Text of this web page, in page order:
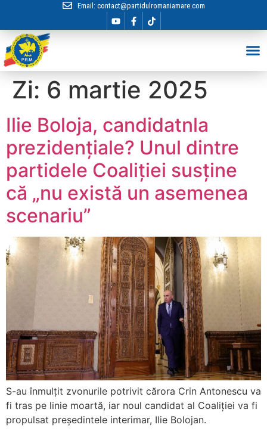
Email: contact@partidulromaniamare.com
Zi: 6 martie 2025
Ilie Boloja, candidatnla
prezidențiale? Unul dintre
partidele Coaliției susține
că „nu există un asemenea
scenariu”
S-au înmulțit zvonurile potrivit cărora Crin Antonescu va
fi tras pe linie moartă, iar noul candidat al Coaliției va fi
propulsat președintele interimar, Ilie Bolojan.